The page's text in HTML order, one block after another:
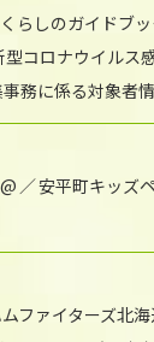
くらしのガイドブッ
型コロナウイルス
務に係る対象者
安平町キッズ
ファイターズ北